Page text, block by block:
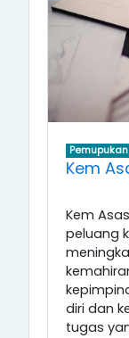
Kem
Kem
peluang
diri dan
tugas